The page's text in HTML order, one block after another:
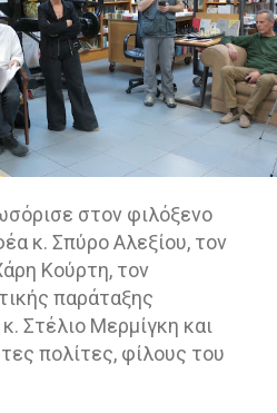
στον φιλόξενο
κ. Σπύρο Αλεξίου, τον
Κούρτη, τον
παράταξης
Στέλιο Μερμίγκη και
πολίτες, φίλους του